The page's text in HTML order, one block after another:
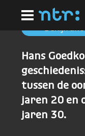
hoofdinhoud
Bekijk
Hans
tussen de
jaren 20 en
jaren 30.